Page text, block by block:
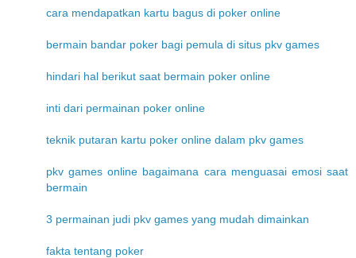
cara mendapatkan kartu bagus di poker online
bermain bandar poker bagi pemula di situs pkv games
hindari hal berikut saat bermain poker online
inti dari permainan poker online
teknik putaran kartu poker online dalam pkv games
pkv games online bagaimana cara menguasai emosi saat
bermain
3 permainan judi pkv games yang mudah dimainkan
fakta tentang poker